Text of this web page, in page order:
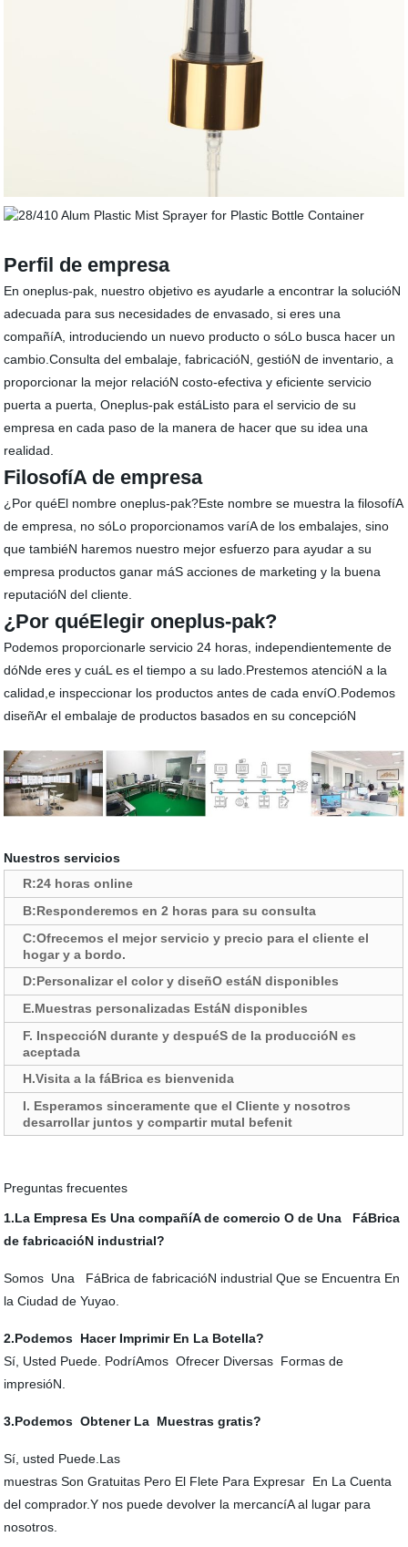
Perfil de empresa
En oneplus-pak, nuestro objetivo es ayudarle a encontrar la solucióN
adecuada para sus necesidades de envasado, si eres una
compañíA, introduciendo un nuevo producto o sóLo busca hacer un
cambio.Consulta del embalaje, fabricacióN, gestióN de inventario, a
proporcionar la mejor relacióN costo-efectiva y eficiente servicio
puerta a puerta, Oneplus-pak estáListo para el servicio de su
empresa en cada paso de la manera de hacer que su idea una
realidad.
FilosofíA de empresa
¿Por quéEl nombre oneplus-pak?Este nombre se muestra la filosofíA
de empresa, no sóLo proporcionamos varíA de los embalajes, sino
que tambiéN haremos nuestro mejor esfuerzo para ayudar a su
empresa productos ganar máS acciones de marketing y la buena
reputacióN del cliente.
¿Por quéElegir oneplus-pak?
Podemos proporcionarle servicio 24 horas, independientemente de
dóNde eres y cuáL es el tiempo a su lado.Prestemos atencióN a la
calidad,e inspeccionar los productos antes de cada envíO.Podemos
diseñAr el embalaje de productos basados en su concepcióN
Nuestros servicios
R:24 horas online
B:Responderemos en 2 horas para su consulta
C:Ofrecemos el mejor servicio y precio para el cliente el
hogar y a bordo.
D:Personalizar el color y diseñO estáN disponibles
E.Muestras personalizadas EstáN disponibles
F. InspeccióN durante y despuéS de la produccióN es
aceptada
H.Visita a la fáBrica es bienvenida
I. Esperamos sinceramente que el Cliente y nosotros
desarrollar juntos y compartir mutal befenit
Preguntas frecuentes
1.La Empresa Es Una compañíA de comercio O de Una FáBrica
de fabricacióN industrial?
Somos Una FáBrica de fabricacióN industrial Que se Encuentra En
la Ciudad de Yuyao.
2.Podemos Hacer Imprimir En La Botella?
Sí, Usted Puede. PodríAmos Ofrecer Diversas Formas de
impresióN.
3.Podemos Obtener La Muestras gratis?
Sí, usted Puede.Las
muestras Son Gratuitas Pero El Flete Para Expresar En La Cuenta
del comprador.Y nos puede devolver la mercancíA al lugar para
nosotros.